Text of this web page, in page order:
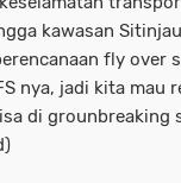
kawasan
fly over
nya, jadi kita mau
di grounbreaking